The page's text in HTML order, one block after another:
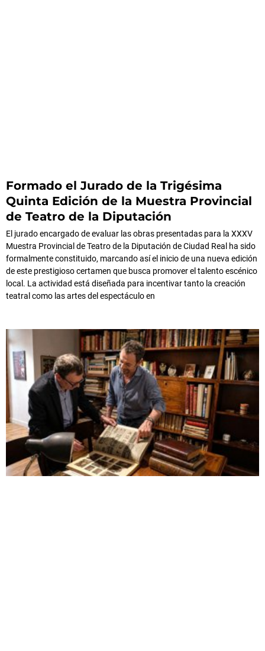
Formado el Jurado de la Trigésima
Quinta Edición de la Muestra Provincial
de Teatro de la Diputación
El jurado encargado de evaluar las obras presentadas para la XXXV
Muestra Provincial de Teatro de la Diputación de Ciudad Real ha sido
formalmente constituido, marcando así el inicio de una nueva edición
de este prestigioso certamen que busca promover el talento escénico
local. La actividad está diseñada para incentivar tanto la creación
teatral como las artes del espectáculo en